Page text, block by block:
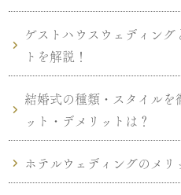
ゲストハウスウェディング
トを解説！
結婚式の種類・スタイルを
ット・デメリットは？
ホテルウェディングのメリ